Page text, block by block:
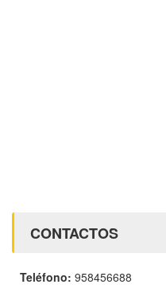
CONTACTOS
Teléfono: 958456688